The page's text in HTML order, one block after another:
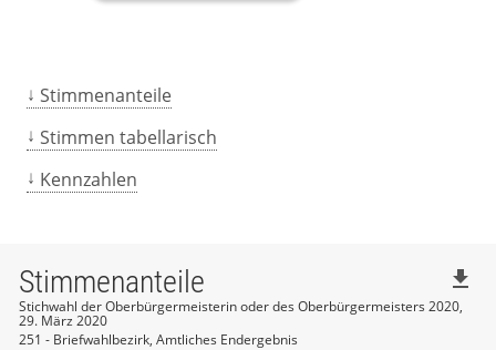
Stimmenanteile
Stimmen tabellarisch
Kennzahlen
Stimmenanteile
Stichwahl der Oberbürgermeisterin oder des Oberbürgermeisters 2020,
29. März 2020
251 - Briefwahlbezirk, Amtliches Endergebnis
file_download